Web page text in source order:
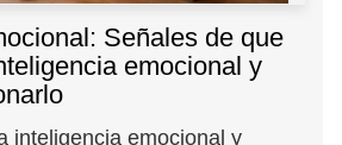
Señales de que
emocional y
inteligencia emocional y